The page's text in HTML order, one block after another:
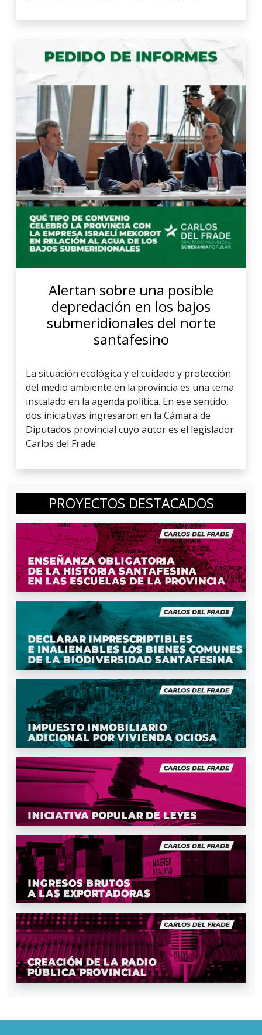
Alertan sobre una posible
depredación en los bajos
submeridionales del norte
santafesino
La situación ecológica y el cuidado y protección
del medio ambiente en la provincia es una tema
instalado en la agenda política. En ese sentido,
dos iniciativas ingresaron en la Cámara de
Diputados provincial cuyo autor es el legislador
Carlos del Frade
PROYECTOS DESTACADOS